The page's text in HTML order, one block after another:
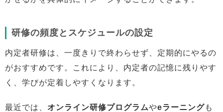
研修の頻度とスケジュールの設定
内定者研修は、一度きりで終わらせず、定期的にやるの
がおすすめです。これにより、内定者の記憶に残りやす
く、学びが定着しやすくなります。
最近では、 オンライン研修プログラムやeラーニングも